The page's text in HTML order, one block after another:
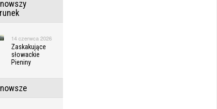
14 czerwca 2026
Zaskakujące
słowackie
Pieniny